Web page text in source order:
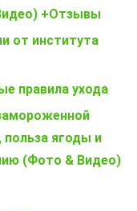
+Отзывы
от института
правила ухода
ягоды и
(Фото & Видео)